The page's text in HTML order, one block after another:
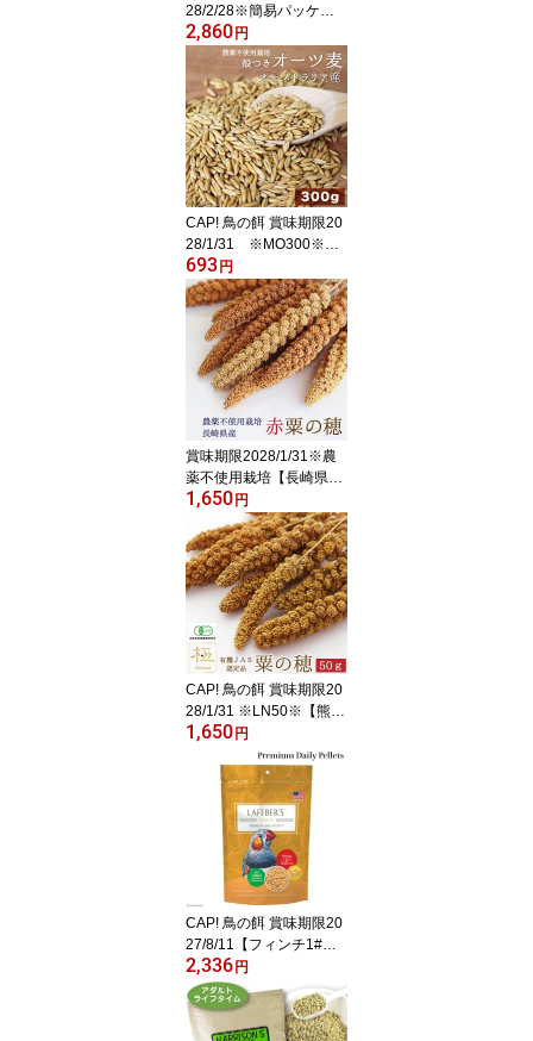
28/2/28※簡易パッケー
ジ※【国内産】小鳥ミッ
クス 500g 0020★
2,860円
CAP! 鳥の餌 賞味期限20
28/1/31 ※MO300※
【農薬不使用栽培】殻つ
きオーツ麦 300g★
693円
賞味期限2028/1/31※農
薬不使用栽培【長崎県
産】赤粟の穂 100g 2025
年産 KA100★
1,650円
CAP! 鳥の餌 賞味期限20
28/1/31 ※LN50※【熊本
県産】有機JAS認定品 粟
の穂【極】 50g 2025年
1,650円
CAP! 鳥の餌 賞味期限20
27/8/11【フィンチ1#】
ラフィーバー プレミアム
デイリーペレット フィン
チ 1#（453g）
2,336円